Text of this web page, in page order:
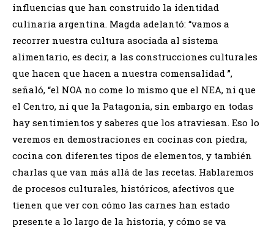
influencias que han construido la identidad
culinaria argentina. Magda adelantó: “vamos a
recorrer nuestra cultura asociada al sistema
alimentario, es decir, a las construcciones culturales
que hacen que hacen a nuestra comensalidad ”,
señaló, “el NOA no come lo mismo que el NEA, ni que
el Centro, ni que la Patagonia, sin embargo en todas
hay sentimientos y saberes que los atraviesan. Eso lo
veremos en demostraciones en cocinas con piedra,
cocina con diferentes tipos de elementos, y también
charlas que van más allá de las recetas. Hablaremos
de procesos culturales, históricos, afectivos que
tienen que ver con cómo las carnes han estado
presente a lo largo de la historia, y cómo se va